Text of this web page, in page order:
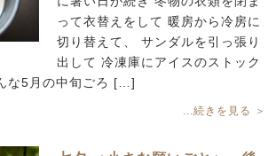
って衣替えをして 暖房から冷房に
切り替えて、 サンダルを引っ張り
出して 冷凍庫にアイスのストック
な5月の中旬ごろ […]
...続きを見る ＞